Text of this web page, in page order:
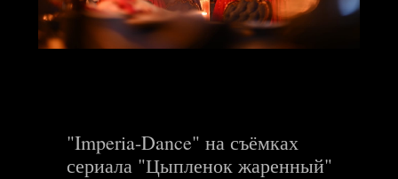
"Imperia-Dance" на съёмках
сериала "Цыпленок жаренный"